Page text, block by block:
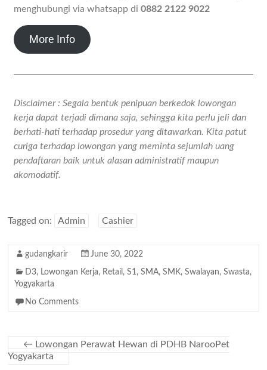
menghubungi via whatsapp di0882 2122 9022
More Info
Disclaimer : Segala bentuk penipuan berkedok lowongan
kerja dapat terjadi dimana saja, sehingga kita perlu jeli dan
berhati-hati terhadap prosedur yang ditawarkan. Kita patut
curiga terhadap lowongan yang meminta sejumlah uang
pendaftaran baik untuk alasan administratif maupun
akomodatif.
Tagged on: Admin Cashier
gudangkarir June 30, 2022
D3, Lowongan Kerja, Retail ,S1,SMA,SMK,Swalayan,Swasta,
Yogyakarta
No Comments
← Lowongan Perawat Hewan di PDHB NarooPet
Yogyakarta